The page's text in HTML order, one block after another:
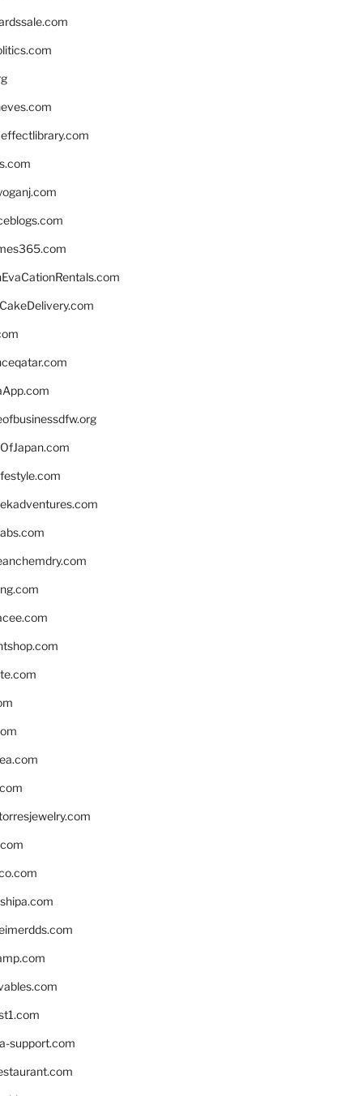
support.com